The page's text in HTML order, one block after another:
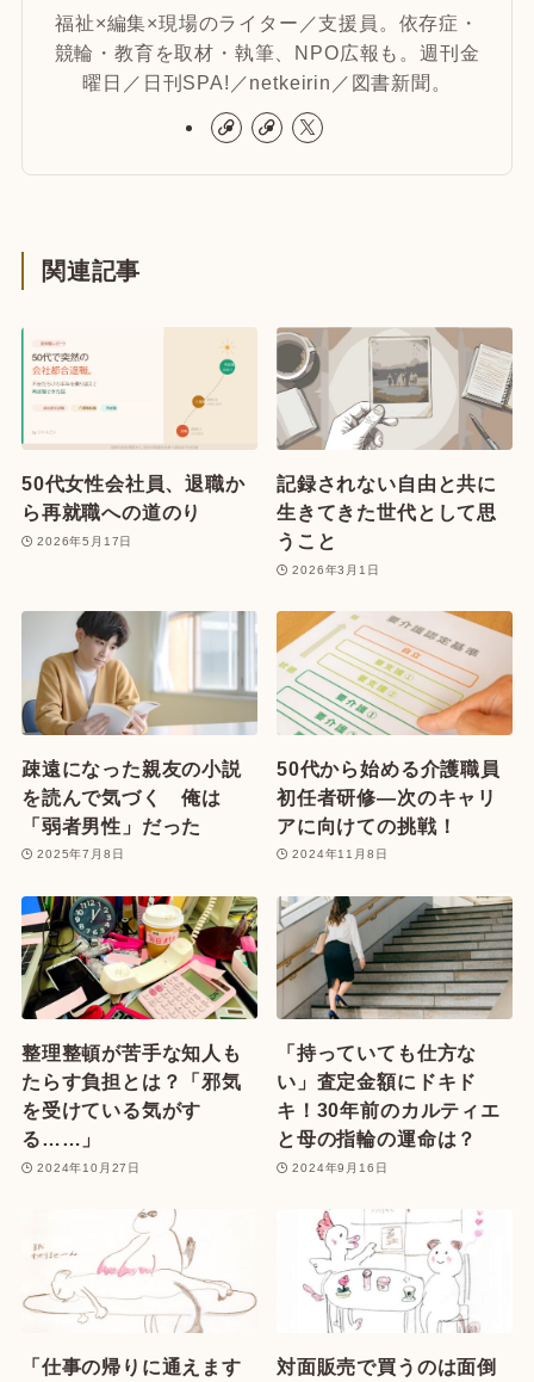
福祉×編集×現場のライター／支援員。依存症・
競輪・教育を取材・執筆、NPO広報も。週刊金
曜日／日刊SPA!／netkeirin／図書新聞。
関連記事
50代女性会社員、退職か
ら再就職への道のり
2026年5月17日
記録されない自由と共に
生きてきた世代として思
うこと
2026年3月1日
疎遠になった親友の小説
を読んで気づく 俺は
「弱者男性」だった
2025年7月8日
50代から始める介護職員
初任者研修—次のキャリ
アに向けての挑戦！
2024年11月8日
整理整頓が苦手な知人も
たらす負担とは？「邪気
を受けている気がす
る……」
2024年10月27日
「持っていても仕方な
い」査定金額にドキド
キ！30年前のカルティエ
と母の指輪の運命は？
2024年9月16日
「仕事の帰りに通えます
対面販売で買うのは面倒